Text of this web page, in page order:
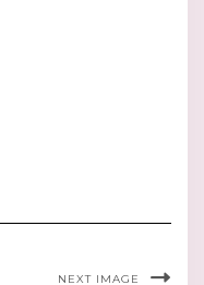
NEXT IMAGE